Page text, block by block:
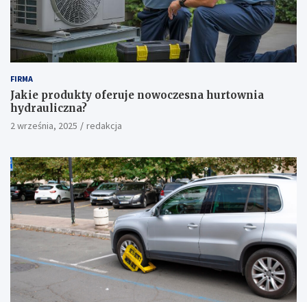
FIRMA
Jakie produkty oferuje nowoczesna hurtownia
hydrauliczna?
2 września, 2025 redakcja